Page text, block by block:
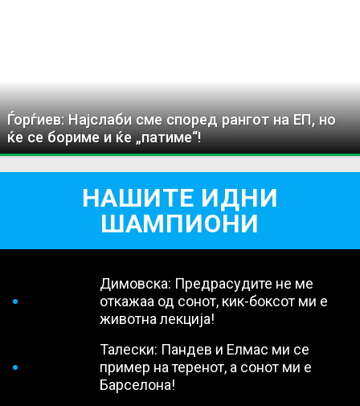
Ѓорѓиев: Најслаби сме според рангот на ЕП, но
ќе се бориме и ќе „патиме“!
НАШИТЕ ИДНИ
ШАМПИОНИ
Димовска: Предрасудите не ме
откажаа од сонот, кик-боксот ми е
животна лекција!
Талески: Пандев и Елмас ми се
пример на теренот, а сонот ми е
Барселона!